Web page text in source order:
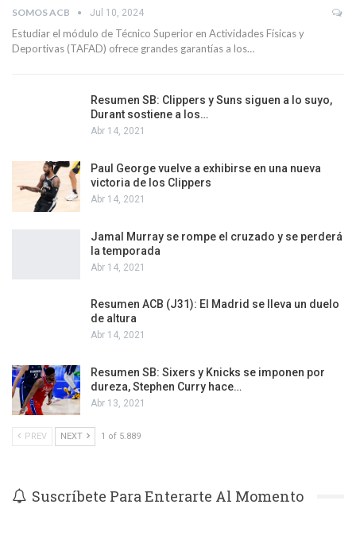
SOMOS ACB Jul 10, 2024
Estudiar el módulo de Técnico Superior en Actividades Físicas y
Deportivas (TAFAD) ofrece grandes garantías a los…
Resumen SB: Clippers y Suns siguen a lo suyo,
Durant sostiene a los…
Abr 14, 2021
Paul George vuelve a exhibirse en una nueva
victoria de los Clippers
Abr 14, 2021
Jamal Murray se rompe el cruzado y se perderá
la temporada
Abr 14, 2021
Resumen ACB (J31): El Madrid se lleva un duelo
de altura
Abr 14, 2021
Resumen SB: Sixers y Knicks se imponen por
dureza, Stephen Curry hace…
Abr 13, 2021
PREV NEXT 1 of 5.889
Suscríbete Para Enterarte Al Momento